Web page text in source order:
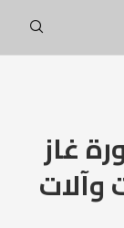
غاز
وآلات